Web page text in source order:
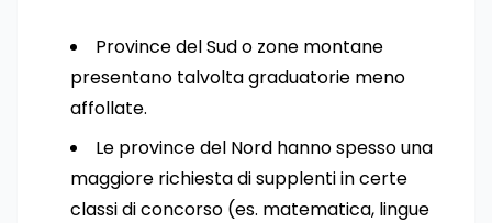
Province del Sud o zone montane
presentano talvolta graduatorie meno
affollate.
Le province del Nord hanno spesso una
maggiore richiesta di supplenti in certe
classi di concorso (es. matematica, lingue